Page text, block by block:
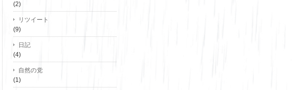
(2)
リツイート
(9)
日記
(4)
自然の党
(1)